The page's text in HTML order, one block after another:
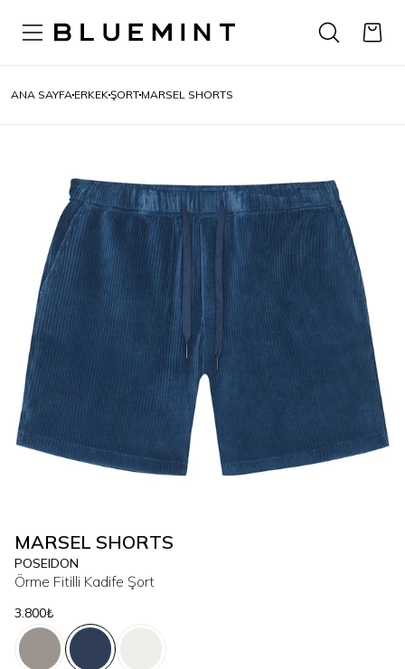
ANA SAYFA ERKEKŞORT MARSEL SHORTS
MARSEL SHORTS
POSEIDON
Örme Fitilli Kadife Şort
3.800₺